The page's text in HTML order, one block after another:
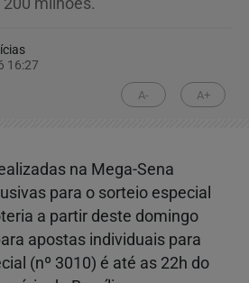
milhões.
16:27
A- A+
na Mega-Sena
para o sorteio especial
a partir deste domingo
apostas individuais para
(nº 3010) é até as 22h do